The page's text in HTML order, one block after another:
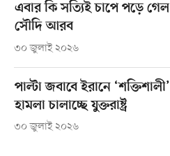
এবার কি সত্যিই চাপে পড়ে গেল
সৌদি আরব
৩০ জুলাই ২০২৬
পাল্টা জবাবে ইরানে ‘শক্তিশালী’
হামলা চালাচ্ছে যুক্তরাষ্ট্র
৩০ জুলাই ২০২৬